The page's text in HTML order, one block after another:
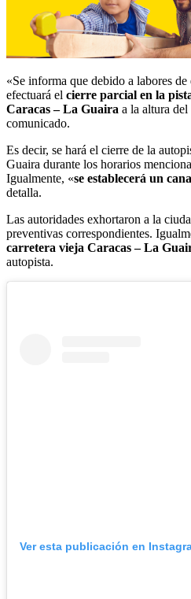
«Se informa que debido a labores
efectuará el cierre parcial en la
Caracas – La Guaira a la altura
comunicado.
Es decir, se hará el cierre de la
Guaira durante los horarios
Igualmente, «se establecerá un
detalla.
Las autoridades exhortaron a la
preventivas correspondientes.
carretera vieja Caracas – La
autopista.
Ver esta publicación en